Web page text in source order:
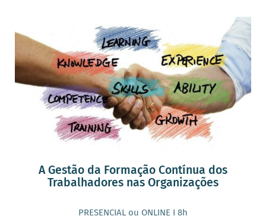
A Gestão da Formação Contínua dos
Trabalhadores nas Organizações
PRESENCIAL ou ONLINE I 8h